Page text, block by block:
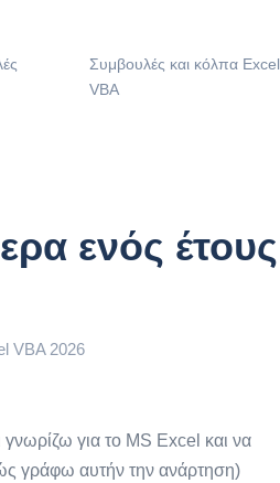
Συμβουλές και κόλπα Excel
VBA
ενός έτους
VBA 2026
για το MS Excel και να
γράφω αυτήν την ανάρτηση)